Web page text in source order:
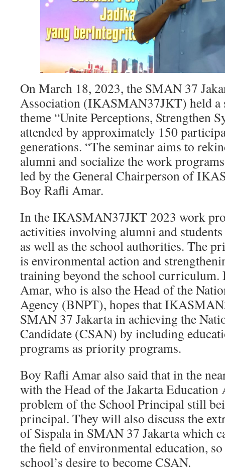
On March 18, 2023, the SMAN 37
Association (IKASMAN37JKT) held a
theme “Unite Perceptions, Strengthen
attended by approximately 150
generations. “The seminar aims to
alumni and socialize the work
led by the General Chairperson of
Boy Rafli Amar.
In the IKASMAN37JKT 2023 work
activities involving alumni and
as well as the school authorities. The
is environmental action and
training beyond the school
Amar, who is also the Head of the
Agency (BNPT), hopes that
SMAN 37 Jakarta in achieving the
Candidate (CSAN) by including
programs as priority programs.
Boy Rafli Amar also said that in the
with the Head of the Jakarta Education
problem of the School Principal still
principal. They will also discuss the
of Sispala in SMAN 37 Jakarta which
the field of environmental education,
school’s desire to become CSAN.